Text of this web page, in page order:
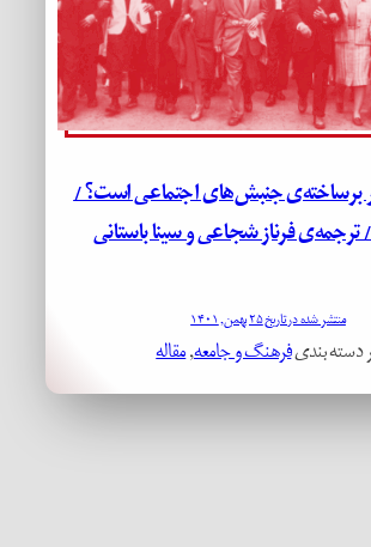
برساخته‌ی جنبش‌های اجتماعی است؟ /
فرناز شجاعی و سینا باستانی
منتشر شده در تاریخ ۲۵ بهمن, ۱۴۰۱
دسته بندیفرهنگ و جامعه, مقاله